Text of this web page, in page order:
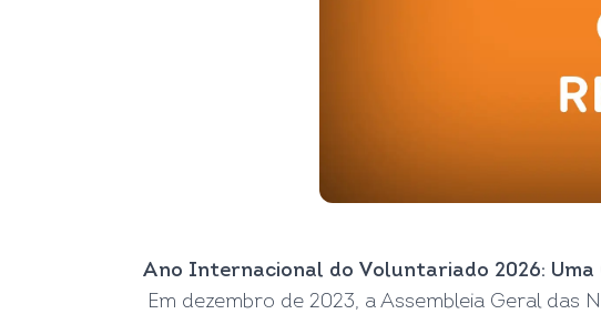
Ano Internacional do Voluntariado 2026:
Em dezembro de 2023, a Assembleia Geral das